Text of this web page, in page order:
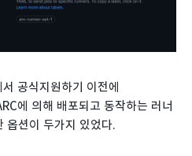
공식지원하기 이전에
에 의해 배포되고 동작하는 러너
옵션이 두가지 있었다.